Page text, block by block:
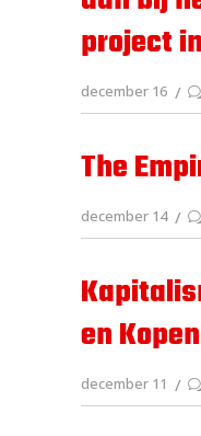
project
december 16
The
december 14
en
december 11